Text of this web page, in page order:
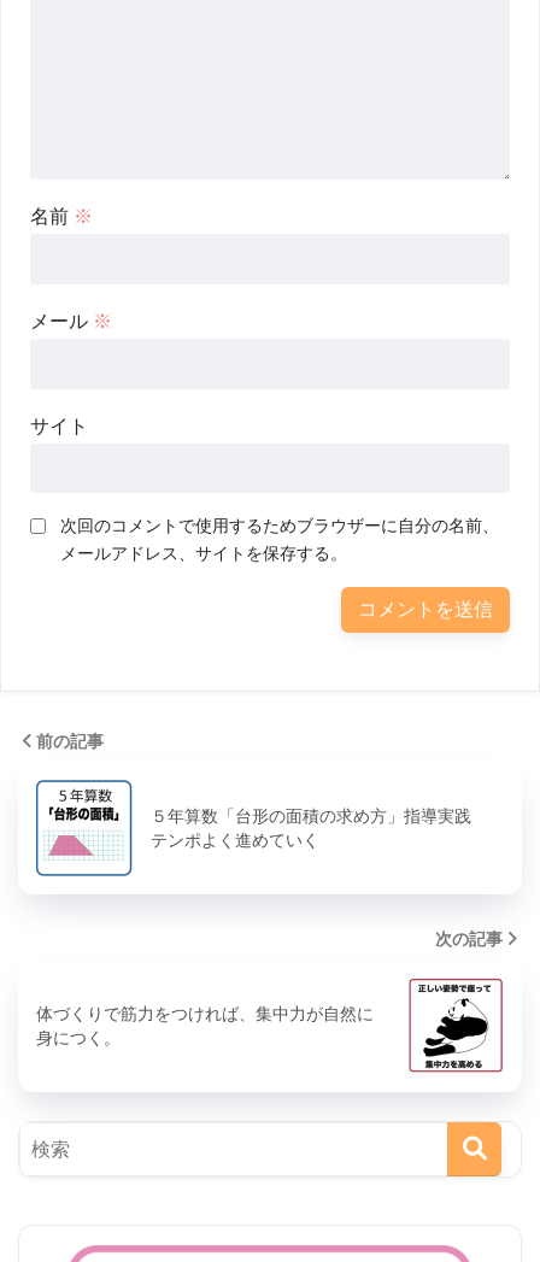
名前 ※
メール ※
サイト
次回のコメントで使用するためブラウザーに自分の名前、
メールアドレス、サイトを保存する。
前の記事
５年算数「台形の面積の求め方」指導実践
テンポよく進めていく
次の記事
体づくりで筋力をつければ、集中力が自然に
身につく。